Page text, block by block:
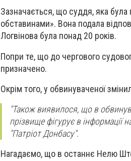
Зазначається, що суддя, яка була
обставинами». Вона подала
Логвінова була понад 20 років.
Попри те, що до чергового
призначено.
Окрім того, у обвинуваченої
"Також виявилося, що в
прізвище фігурує в інформації
"Патріот Донбасу".
Нагадаємо, що в останнє Нелю